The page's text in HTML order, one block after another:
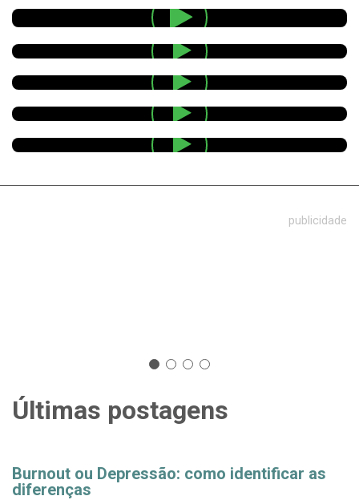
publicidade
Últimas postagens
Burnout ou Depressão: como identificar as
diferenças